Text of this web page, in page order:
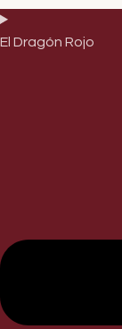
El Dragón Rojo